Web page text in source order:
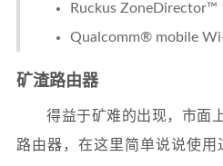
Ruckus
Qualcomm® mobile
矿渣路由器
得益于矿难的出现，市面上
路由器，在这里简单说说使